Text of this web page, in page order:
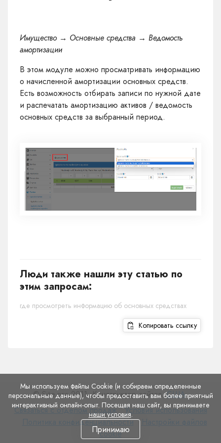
Имущество → Основные средства → Ведомость
амортизации
В этом модуле можно просматривать информацию
о начисленной амортизации основных средств.
Есть возможность отбирать записи по нужной дате
и распечатать амортизацию активов / ведомость
основных средств за выбранный период.
Люди также нашли эту статью по
этим запросам:
где просмотреть информацию об основных средствах
Копировать ссылку
© Site.pro 2011. Конструктор сайтов.США.
Связаться
Связаться с отделом продаж
Условия
использования
Условия использования
конфиденциальности
Политика конфиденциальности
cookie
Мы используем файлы Cookie (и собираем определенные
персональные данные), чтобы предоставить вам более приятный
интерактивный онлайн-опыт. Посещая наш сайт, вы принимаете
наши условия.
Принимаю